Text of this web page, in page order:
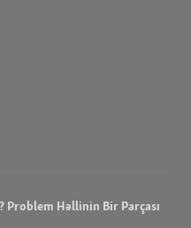
Problem Həllinin Bir Parçası